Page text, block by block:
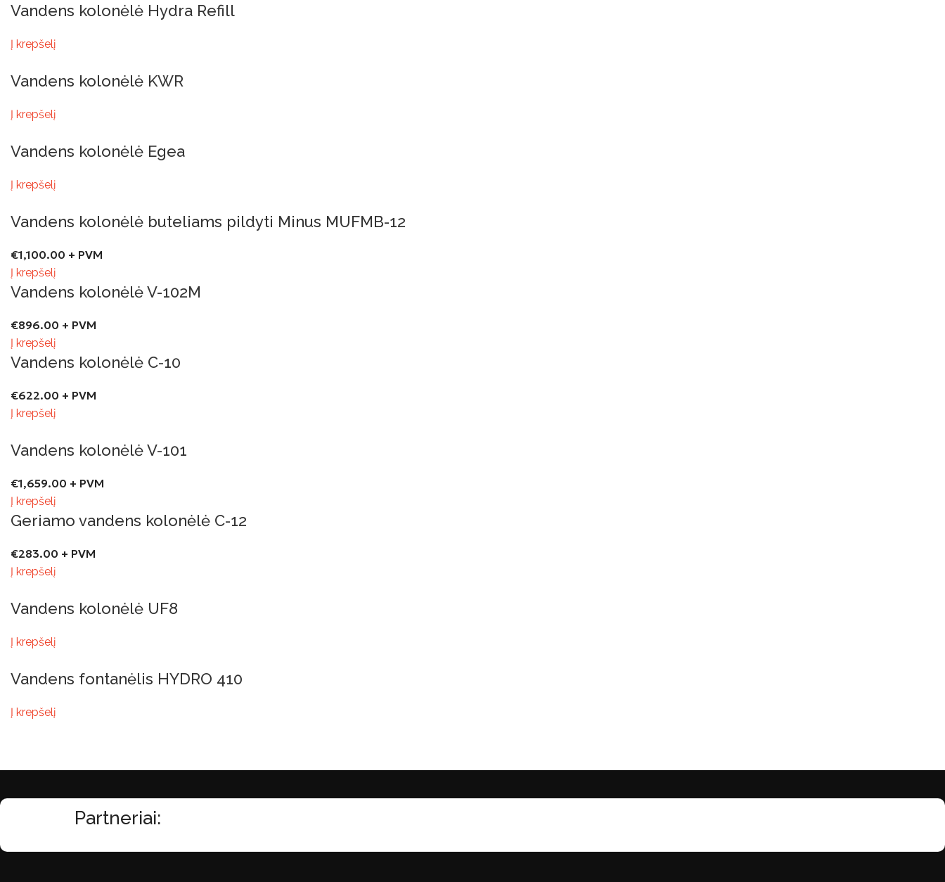
Vandens kolonėlė Hydra Refill
Į krepšelį
Vandens kolonėlė KWR
Į krepšelį
Vandens kolonėlė Egea
Į krepšelį
Vandens kolonėlė buteliams pildyti Minus MUFMB-12
€1,100.00 + PVM
Į krepšelį
Vandens kolonėlė V-102M
€896.00 + PVM
Į krepšelį
Vandens kolonėlė C-10
€622.00 + PVM
Į krepšelį
Vandens kolonėlė V-101
€1,659.00 + PVM
Į krepšelį
Geriamo vandens kolonėlė C-12
€283.00 + PVM
Į krepšelį
Vandens kolonėlė UF8
Į krepšelį
Vandens fontanėlis HYDRO 410
Į krepšelį
Partneriai: